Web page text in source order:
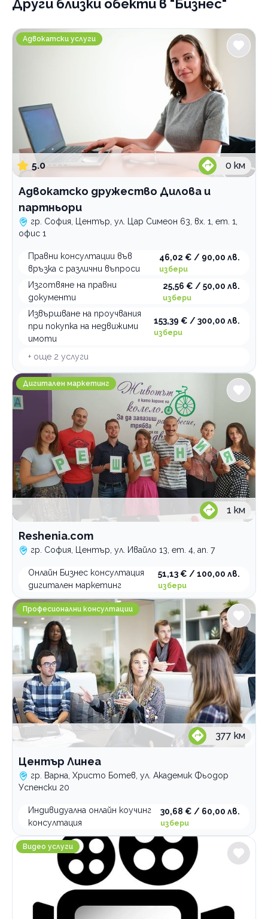
Други близки обекти в "Бизнес"
Адвокатско дружество Дилова и партньори
Адвокатски услуги
5.0 0 км
Адвокатско дружество Дилова и
партньори
гр. София, Център, ул. Цар Симеон 63, вх. 1, ет. 1,
офис 1
Правни консултации във
връзка с различни въпроси
46,02 € / 90,00 лв.
избери
Изготвяне на правни
документи
25,56 € / 50,00 лв.
избери
Извършване на проучвания
при покупка на недвижими
имоти
153,39 € / 300,00 лв.
избери
+ още 2 услуги
Reshenia.com
Дигитален маркетинг
1 км
Reshenia.com
гр. София, Център, ул. Ивайло 13, ет. 4, ап. 7
Онлайн Бизнес консултация
дигитален маркетинг
51,13 € / 100,00 лв.
избери
Център Линеа
Професионални консултации
377 км
Център Линеа
гр. Варна, Христо Ботев, ул. Академик Фьодор
Успенски 20
Индивидуална онлайн коучинг
консултация
30,68 € / 60,00 лв.
избери
Дв Арт Видеография
Видео услуги